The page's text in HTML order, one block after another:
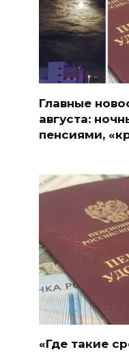
Главные
августа:
пенсиями,
«Где такие